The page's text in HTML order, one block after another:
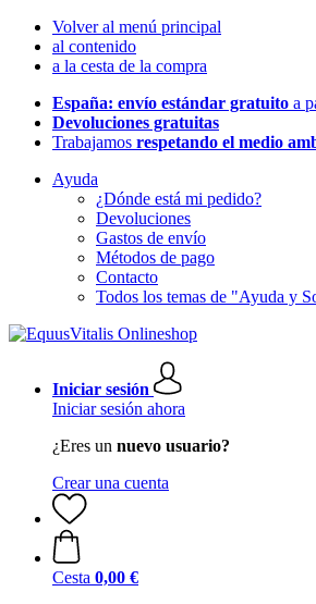
Volver al menú principal
al contenido
a la cesta de la compra
España: envío estándar gratuito a
Devoluciones gratuitas
Trabajamos respetando el medio
Ayuda
¿Dónde está mi pedido?
Devoluciones
Gastos de envío
Métodos de pago
Contacto
Todos los temas de "Ayuda y
Iniciar sesión
Iniciar sesión ahora
¿Eres un nuevo usuario?
Crear una cuenta
Cesta 0,00 €